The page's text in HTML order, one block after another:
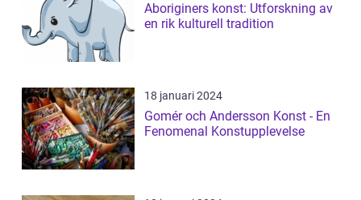
Aboriginers konst: Utforskning av
en rik kulturell tradition
18 januari 2024
Gomér och Andersson Konst - En
Fenomenal Konstupplevelse